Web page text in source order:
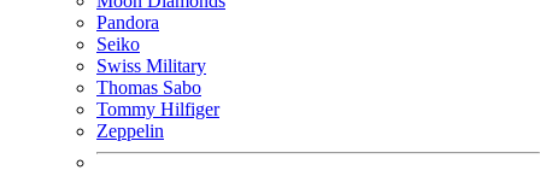
Pandora
Seiko
Swiss Military
Thomas Sabo
Tommy Hilfiger
Zeppelin